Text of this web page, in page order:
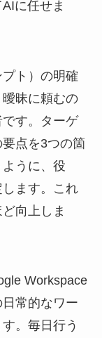
に任せま
ト）の明確
昧に頼むの
す。ターゲ
点を3つの箇
うに、役
ます。これ
向上しま
Workspace
常的なワー
。毎日行う